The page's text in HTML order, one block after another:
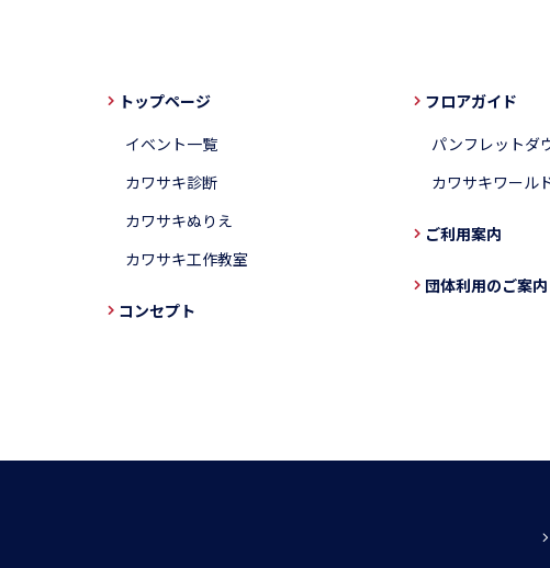
トップページ
イベント一覧
カワサキ診断
カワサキぬりえ
カワサキ工作教室
コンセプト
フロアガイド
パンフレットダ
カワサキワール
ご利用案内
団体利用のご案内